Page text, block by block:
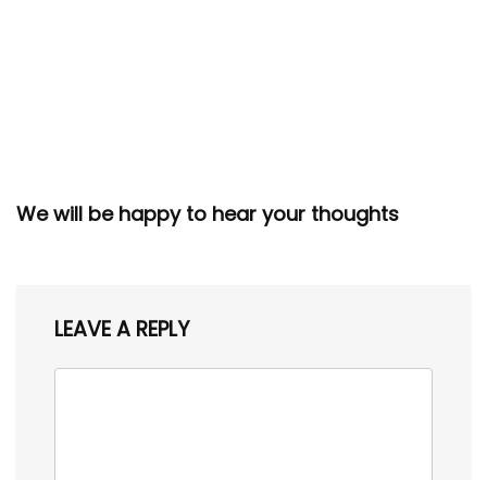
We will be happy to hear your thoughts
LEAVE A REPLY